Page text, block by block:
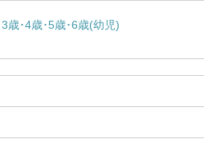
3歳･4歳･5歳･6歳(幼児)